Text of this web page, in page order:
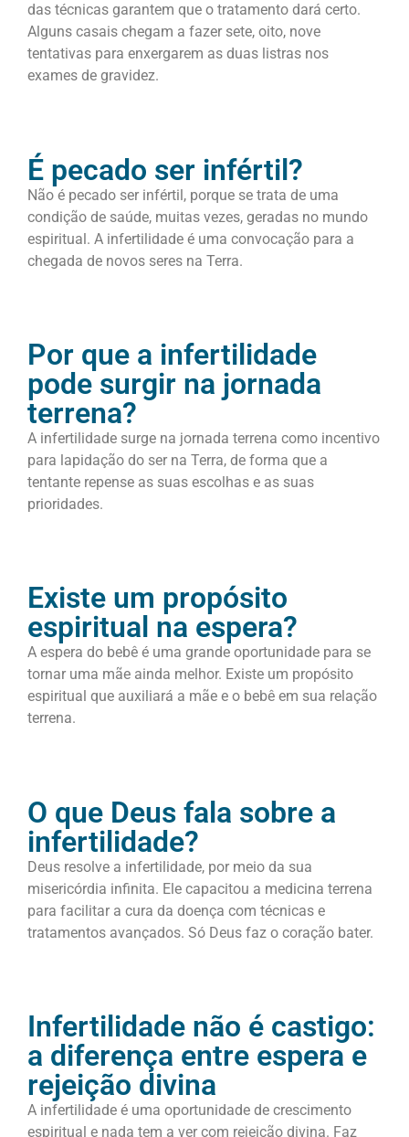
das técnicas garantem que o tratamento dará certo.
Alguns casais chegam a fazer sete, oito, nove
tentativas para enxergarem as duas listras nos
exames de gravidez.
É pecado ser infértil?
Não é pecado ser infértil, porque se trata de uma
condição de saúde, muitas vezes, geradas no mundo
espiritual. A infertilidade é uma convocação para a
chegada de novos seres na Terra.
Por que a infertilidade
pode surgir na jornada
terrena?
A infertilidade surge na jornada terrena como incentivo
para lapidação do ser na Terra, de forma que a
tentante repense as suas escolhas e as suas
prioridades.
Existe um propósito
espiritual na espera?
A espera do bebê é uma grande oportunidade para se
tornar uma mãe ainda melhor. Existe um propósito
espiritual que auxiliará a mãe e o bebê em sua relação
terrena.
O que Deus fala sobre a
infertilidade?
Deus resolve a infertilidade, por meio da sua
misericórdia infinita. Ele capacitou a medicina terrena
para facilitar a cura da doença com técnicas e
tratamentos avançados. Só Deus faz o coração bater.
Infertilidade não é castigo:
a diferença entre espera e
rejeição divina
A infertilidade é uma oportunidade de crescimento
espiritual e nada tem a ver com rejeição divina. Faz